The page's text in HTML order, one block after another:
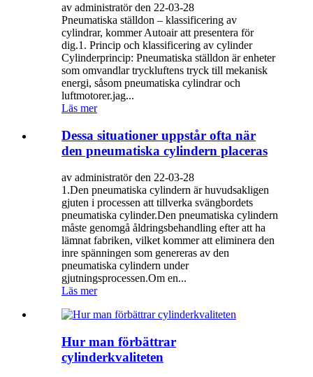
av administratör den 22-03-28
Pneumatiska ställdon – klassificering av
cylindrar, kommer Autoair att presentera för
dig.1. Princip och klassificering av cylinder
Cylinderprincip: Pneumatiska ställdon är enheter
som omvandlar tryckluftens tryck till mekanisk
energi, såsom pneumatiska cylindrar och
luftmotorer.jag...
Läs mer
Dessa situationer uppstår ofta när
den pneumatiska cylindern placeras
av administratör den 22-03-28
1.Den pneumatiska cylindern är huvudsakligen
gjuten i processen att tillverka svängbordets
pneumatiska cylinder.Den pneumatiska cylindern
måste genomgå åldringsbehandling efter att ha
lämnat fabriken, vilket kommer att eliminera den
inre spänningen som genereras av den
pneumatiska cylindern under
gjutningsprocessen.Om en...
Läs mer
Hur man förbättrar
cylinderkvaliteten